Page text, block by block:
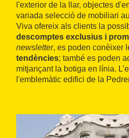
l'exterior de la llar, objectes
variada selecció de mobiliari
Viva ofereix als clients la
descomptes exclusius i
newsletter, es poden conèixer
tendències; també es poden
mitjançant la botiga en línia.
l'emblemàtic edifici de la